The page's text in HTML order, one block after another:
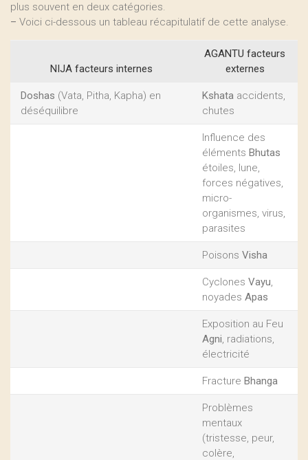
plus souvent en deux catégories.
– Voici ci-dessous un tableau récapitulatif de cette analyse.
NIJA facteurs internes
AGANTU facteurs
externes
Doshas (Vata, Pitha, Kapha) en
déséquilibre
Kshata accidents,
chutes
Influence des
éléments Bhutas
étoiles, lune,
forces négatives,
micro-
organismes, virus,
parasites
Poisons Visha
Cyclones Vayu,
noyades Apas
Exposition au Feu
Agni, radiations,
électricité
Fracture Bhanga
Problèmes
mentaux
(tristesse, peur,
colère,